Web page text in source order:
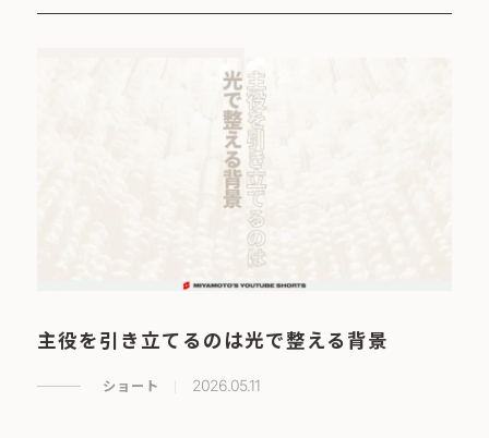
主役を引き立てるのは光で整える背景
ショート 2026.05.11